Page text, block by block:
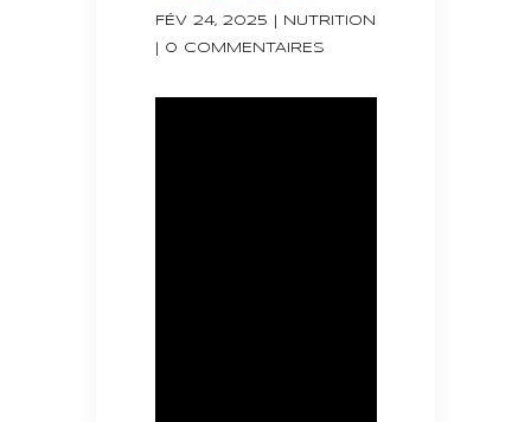
FÉV 24, 2025 NUTRITION
0 COMMENTAIRES